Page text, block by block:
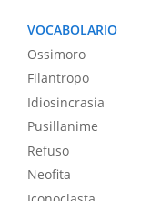
VOCABOLARIO
Ossimoro
Filantropo
Idiosincrasia
Pusillanime
Refuso
Neofita